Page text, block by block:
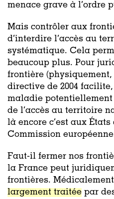
menace grave à l’ordre
Mais contrôler aux
d’interdire l’accès au
systématique. Cela
beaucoup plus. Pour
frontière (physiquement,
directive de 2004 facilite,
maladie
de l’accès au territoire
là encore c’est aux
Commission
Faut-il fermer nos
la France peut
frontières.
largement traitée par